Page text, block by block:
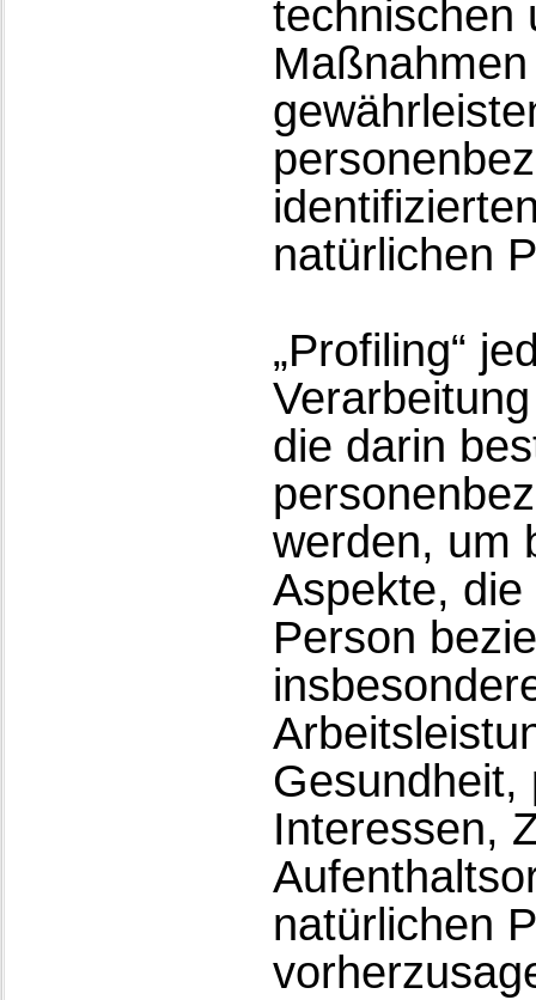
technischen
natürlichen
„Profiling“
die darin
werden, um
Aspekte,
Person
Gesundheit,
Interessen,
natürlichen